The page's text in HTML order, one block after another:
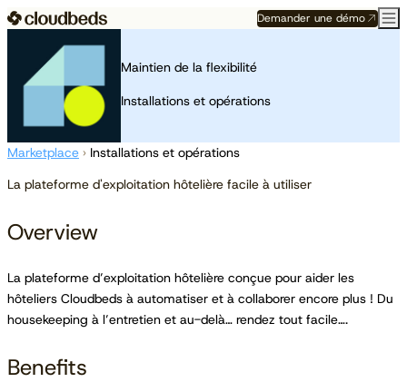
Demander une démo
Maintien de la flexibilité
Installations et opérations
Marketplace › Installations et opérations
La plateforme d'exploitation hôtelière facile à utiliser
Overview
La plateforme d’exploitation hôtelière conçue pour aider les
hôteliers Cloudbeds à automatiser et à collaborer encore plus ! Du
housekeeping à l’entretien et au-delà… rendez tout facile….
Benefits